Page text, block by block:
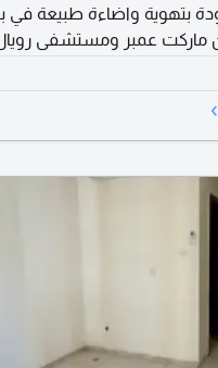
بتهوية واضاءة طبيعة في
ماركت عمبر ومستشفى
مع تسهيلات في السداد تصل الى 6 دفعات وصيانة
›